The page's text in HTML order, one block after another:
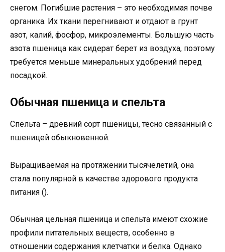
снегом. Погибшие растения – это необходимая почве
органика. Их ткани перегнивают и отдают в грунт
азот, калий, фосфор, микроэлементы. Большую часть
азота пшеница как сидерат берет из воздуха, поэтому
требуется меньше минеральных удобрений перед
посадкой.
Обычная пшеница и спельта
Спельта – древний сорт пшеницы, тесно связанный с
пшеницей обыкновенной.
Выращиваемая на протяжении тысячелетий, она
стала популярной в качестве здорового продукта
питания ().
Обычная цельная пшеница и спельта имеют схожие
профили питательных веществ, особенно в
отношении содержания клетчатки и белка. Однако